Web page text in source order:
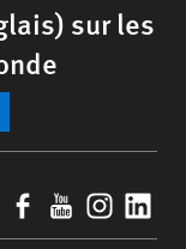
sur les
Facebook
YouTube